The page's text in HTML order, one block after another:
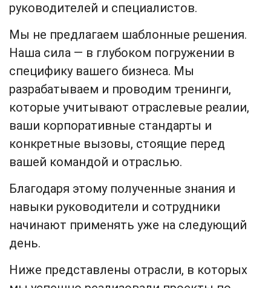
руководителей и специалистов.
Мы не предлагаем шаблонные решения.
Наша сила — в глубоком погружении в
специфику вашего бизнеса. Мы
разрабатываем и проводим тренинги,
которые учитывают отраслевые реалии,
ваши корпоративные стандарты и
конкретные вызовы, стоящие перед
вашей командой и отраслью.
Благодаря этому полученные знания и
навыки руководители и сотрудники
начинают применять уже на следующий
день.
Ниже представлены отрасли, в которых